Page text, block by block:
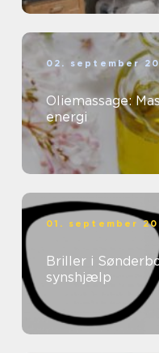
02. september
Oliemassage:
energi
01. september
Briller i
synshjælp